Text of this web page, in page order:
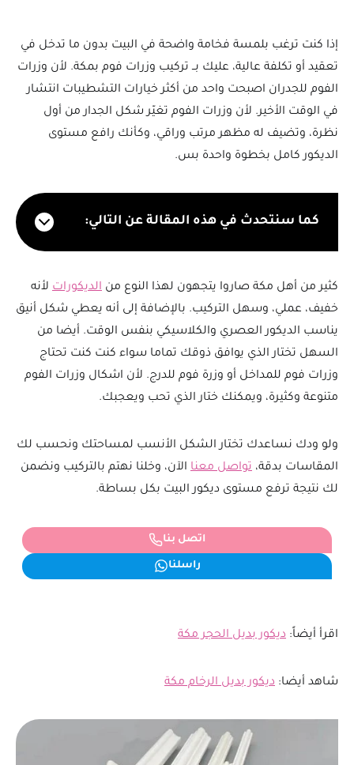
إذا كنت ترغب بلمسة فخامة واضحة في البيت بدون ما تدخل في
تعقيد أو تكلفة عالية، عليك بــ تركيب وزرات فوم بمكة. لأن وزرات
الفوم للجدران اصبحت واحد من أكثر خيارات التشطيبات انتشار
في الوقت الأخير. لأن وزرات الفوم تغيّر شكل الجدار من أول
نظرة، وتضيف له مظهر مرتب وراقي، وكأنك رافع مستوى
الديكور كامل بخطوة واحدة بس.
كما سنتحدث في هذه المقالة عن التالي:
كثير من أهل مكة صاروا يتجهون لهذا النوع من الديكورات لأنه
خفيف، عملي، وسهل التركيب. بالإضافة إلى أنه يعطي شكل أنيق
يناسب الديكور العصري والكلاسيكي بنفس الوقت. أيضا من
السهل تختار الذي يوافق ذوقك تماما سواء كنت كنت تحتاج
وزرات فوم للمداخل أو وزرة فوم للدرج. لأن اشكال وزرات الفوم
متنوعة وكثيرة، ويمكنك ختار الذي تحب ويعجبك.
ولو ودك نساعدك تختار الشكل الأنسب لمساحتك ونحسب لك
المقاسات بدقة، تواصل معنا الآن، وخلنا نهتم بالتركيب ونضمن
لك نتيجة ترفع مستوى ديكور البيت بكل بساطة.
اتصل بنا
راسلنا
اقرأ أيضاً: ديكور بديل الحجر مكة
شاهد أيضا: ديكور بديل الرخام مكة